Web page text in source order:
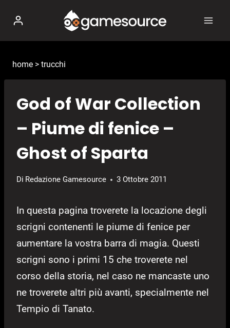
contenuto
home > trucchi
God of War Collection
– Piume di fenice –
Ghost of Sparta
Di Redazione Gamesource 3 Ottobre 2011
In questa pagina troverete la locazione degli
scrigni contenenti le piume di fenice per
aumentare la vostra barra di magia. Questi
scrigni sono i primi 15 che troverete nel
corso della storia, nel caso ne mancaste uno
ne troverete altri più avanti, specialmente nel
Tempio di Tanato.